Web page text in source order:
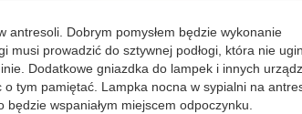
antresoli. Dobrym pomysłem będzie wykonanie
musi prowadzić do sztywnej podłogi, która nie
Dodatkowe gniazdka do lampek i innych
tym pamiętać. Lampka nocna w sypialni na
wspaniałym miejscem odpoczynku.